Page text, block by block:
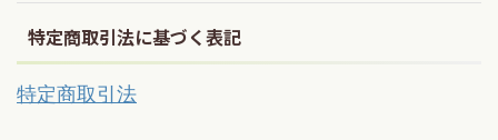
特定商取引法に基づく表記
特定商取引法